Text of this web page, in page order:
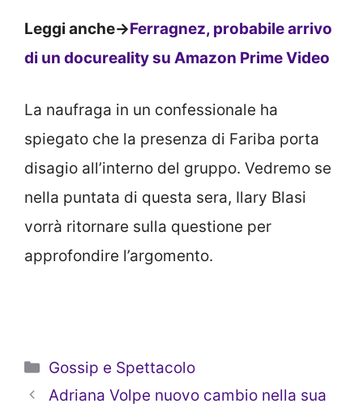
Leggi anche->Ferragnez, probabile arrivo
di un docureality su Amazon Prime Video
La naufraga in un confessionale ha
spiegato che la presenza di Fariba porta
disagio all’interno del gruppo. Vedremo se
nella puntata di questa sera, Ilary Blasi
vorrà ritornare sulla questione per
approfondire l’argomento.
Categorie
Gossip e Spettacolo
Adriana Volpe nuovo cambio nella sua